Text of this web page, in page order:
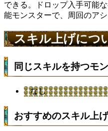
できる。ドロップ入手可能
能モンスターで、周回のア
スキル上げにつ
同じスキルを持つモ
なし
おすすめのスキル上